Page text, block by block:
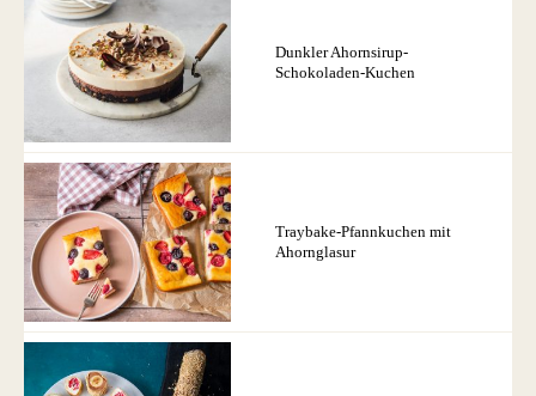
Dunkler Ahornsirup-
Schokoladen-Kuchen
Traybake-Pfannkuchen mit
Ahornglasur